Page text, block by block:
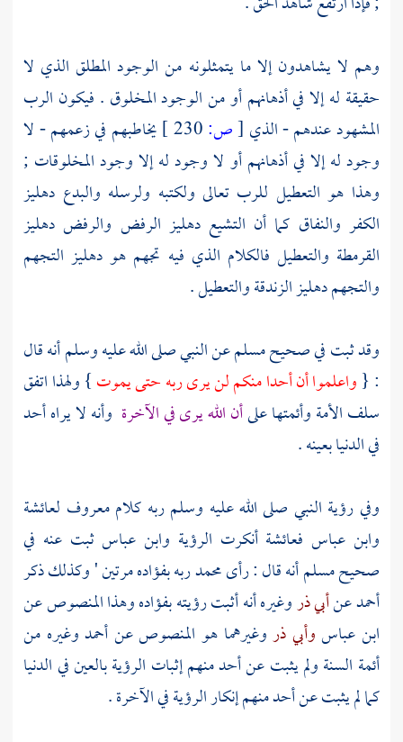
وهم لا يشاهدون إلا ما يتمثلونه من الوجود المطلق الذي لا
حقيقة له إلا في أذهانهم أو من الوجود المخلوق . فيكون الرب
المشهود عندهم - الذي [ص:
يخاطبهم في زعمهم - لا
وجود له إلا في أذهانهم أو لا وجود له إلا وجود المخلوقات ;
وهذا هو التعطيل للرب تعالى ولكتبه ولرسله والبدع دهليز
الكفر والنفاق كما أن التشيع دهليز الرفض والرفض دهليز
القرمطة والتعطيل فالكلام الذي فيه تجهم هو دهليز التجهم
والتجهم دهليز الزندقة والتعطيل .
وقد ثبت في صحيحمسلمعن النبي صلى الله عليه وسلم أنه قال
: {واعلموا أن أحدا منكم لن يرى ربه حتى يموت} ولهذا اتفق
سلف الأمة وأئمتها علىأن الله يرى في الآخرة وأنه لا يراه أحد
في الدنيا بعينه .
وفي رؤية النبي صلى الله عليه وسلم ربه كلام معروف لعائشة
وابن عباس فعائشةأنكرت الرؤية وابن عباسثبت عنه في
صحيحمسلمأنه قال : رأىمحمدربه بفؤاده مرتين ' وكذلك ذكر
أحمدعنأبي ذروغيره أنه أثبت رؤيته بفؤاده وهذا المنصوص عن
ابن عباسوأبي ذروغيرهما هو المنصوص عنأحمدوغيره من
أئمة السنة ولم يثبت عن أحد منهم إثبات الرؤية بالعين في الدنيا
كما لم يثبت عن أحد منهم إنكار الرؤية في الآخرة .